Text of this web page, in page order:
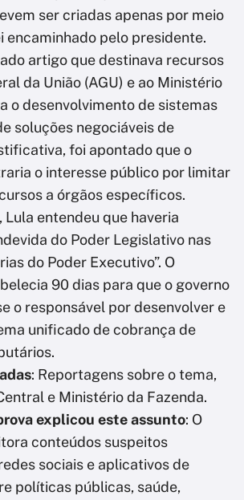
ser criadas apenas por meio
encaminhado pelo presidente.
artigo que destinava recursos
da União (AGU) e ao Ministério
o desenvolvimento de sistemas
soluções negociáveis de
foi apontado que o
o interesse público por limitar
a órgãos específicos.
Lula entendeu que haveria
do Poder Legislativo nas
do Poder Executivo”. O
90 dias para que o governo
o responsável por desenvolver e
unificado de cobrança de
: Reportagens sobre o tema,
e Ministério da Fazenda.
explicou este assunto: O
conteúdos suspeitos
sociais e aplicativos de
políticas públicas, saúde,